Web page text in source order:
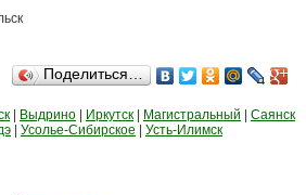
Поделиться…
Выдрино Иркутск Магистральный
Саянск
Усолье-Сибирское Усть-Илимск